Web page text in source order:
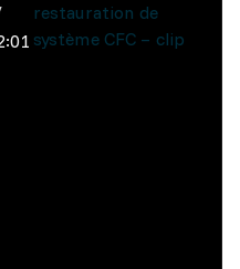
restauration de
système CFC – clip